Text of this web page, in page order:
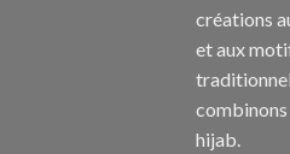
créations
et aux
hijab.